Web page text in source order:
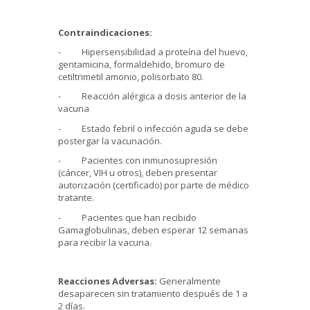
Contraindicaciones:
- Hipersensibilidad a proteína del huevo,
gentamicina, formaldehido, bromuro de
cetiltrimetil amonio, polisorbato 80.
- Reacción alérgica a dosis anterior de la
vacuna
- Estado febril o infección aguda se debe
postergar la vacunación.
- Pacientes con inmunosupresión
(cáncer, VIH u otros), deben presentar
autorización (certificado) por parte de médico
tratante.
- Pacientes que han recibido
Gamaglobulinas, deben esperar 12 semanas
para recibir la vacuna.
Reacciones Adversas: Generalmente
desaparecen sin tratamiento después de 1 a
2 días.